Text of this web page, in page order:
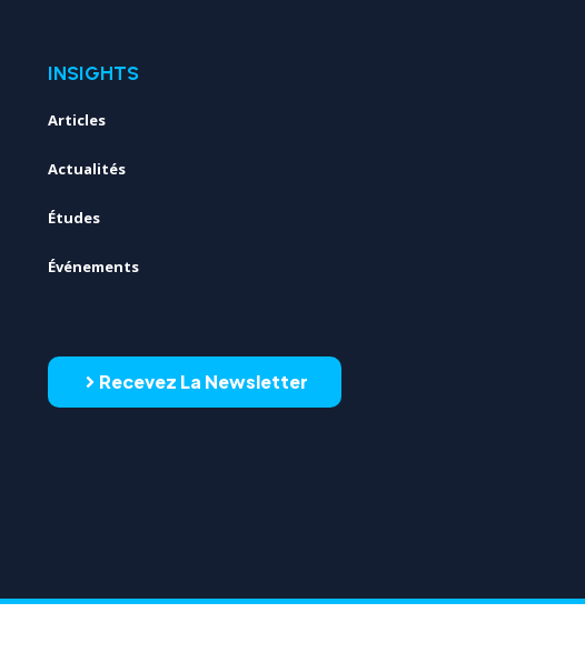
INSIGHTS
Articles
Actualités
Études
Événements
Recevez La Newsletter